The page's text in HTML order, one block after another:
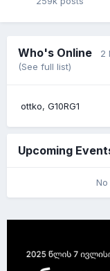
Who's Online 2
(See full list)
ottko G10RG1
Upcoming